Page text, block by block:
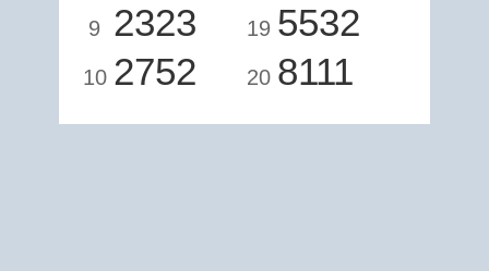
9 2323
10 2752
19 5532
20 8111